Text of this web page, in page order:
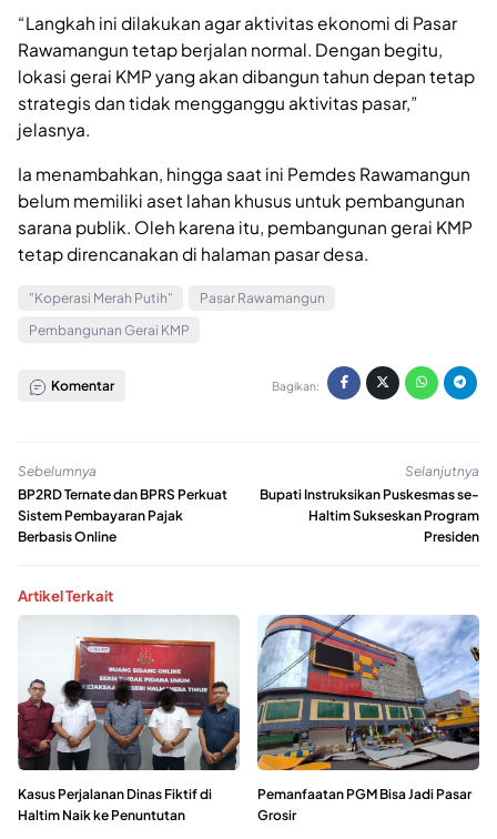
“Langkah ini dilakukan agar aktivitas ekonomi di Pasar
Rawamangun tetap berjalan normal. Dengan begitu,
lokasi gerai KMP yang akan dibangun tahun depan tetap
strategis dan tidak mengganggu aktivitas pasar,”
jelasnya.
Ia menambahkan, hingga saat ini Pemdes Rawamangun
belum memiliki aset lahan khusus untuk pembangunan
sarana publik. Oleh karena itu, pembangunan gerai KMP
tetap direncanakan di halaman pasar desa.
"Koperasi Merah Putih"
Pasar Rawamangun
Pembangunan Gerai KMP
Komentar Bagikan:
Sebelumnya
BP2RD Ternate dan BPRS Perkuat
Sistem Pembayaran Pajak
Berbasis Online
Selanjutnya
Bupati Instruksikan Puskesmas se-
Haltim Sukseskan Program
Presiden
Artikel Terkait
Kasus Perjalanan Dinas Fiktif di
Haltim Naik ke Penuntutan
Pemanfaatan PGM Bisa Jadi Pasar
Grosir